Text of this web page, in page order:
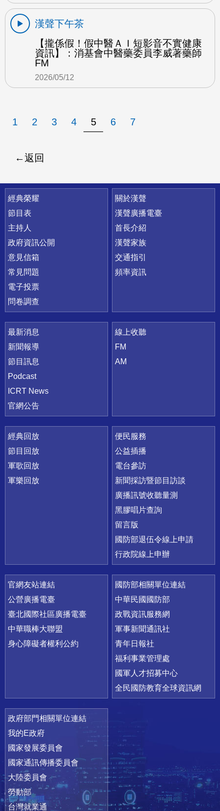
漢聲下午茶
【攏係假！假中醫ＡＩ短影音不實健康
資訊】：消基會中醫藥委員李威著藥師
FM
2026/05/12
1 2 3 4 5 6 7
返回
快速連結
經典榮耀
節目表
主持人
政府資訊公開
意見信箱
常見問題
電子投票
問卷調查
關於漢聲
漢聲廣播電臺
首長介紹
漢聲家族
交通指引
頻率資訊
最新消息
新聞報導
節目訊息
Podcast
ICRT News
官網公告
線上收聽
FM
AM
經典回放
節目回放
軍歌回放
軍樂回放
便民服務
公益插播
電台參訪
新聞採訪暨節目訪談
廣播訊號收聽量測
黑膠唱片查詢
留言版
國防部退伍令線上申請
行政院線上申辦
官網友站連結
公營廣播電臺
臺北國際社區廣播電臺
中華職棒大聯盟
身心障礙者權利公約
國防部相關單位連結
中華民國國防部
政戰資訊服務網
軍事新聞通訊社
青年日報社
福利事業管理處
國軍人才招募中心
全民國防教育全球資訊網
政府部門相關單位連結
我的E政府
國家發展委員會
國家通訊傳播委員會
大陸委員會
勞動部
台灣就業通